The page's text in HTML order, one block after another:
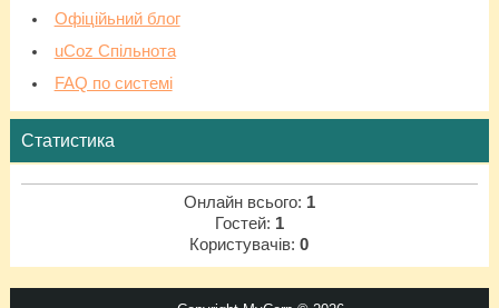
Офіційьний блог
uCoz Спільнота
FAQ по системі
Статистика
Онлайн всього: 1
Гостей: 1
Користувачів:0